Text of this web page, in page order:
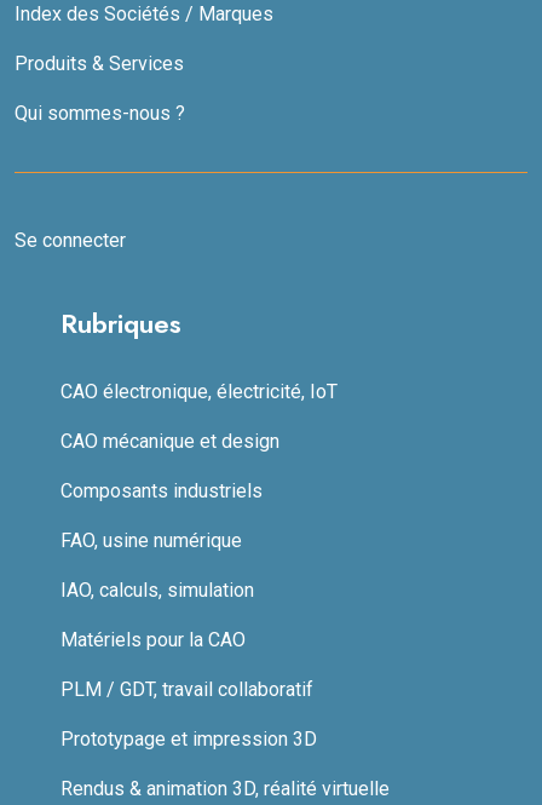
Index des Sociétés / Marques
Produits & Services
Qui sommes-nous ?
Se connecter
Rubriques
CAO électronique, électricité, IoT
CAO mécanique et design
Composants industriels
FAO, usine numérique
IAO, calculs, simulation
Matériels pour la CAO
PLM / GDT, travail collaboratif
Prototypage et impression 3D
Rendus & animation 3D, réalité virtuelle